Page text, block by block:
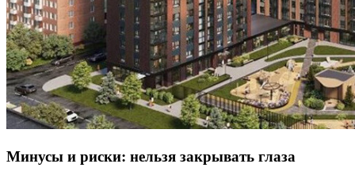
Минусы и риски: нельзя закрывать глаза